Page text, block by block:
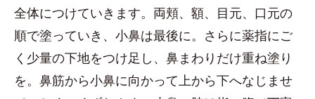
全体につけていきます。両頬、額、目元、口元の
順で塗っていき、小鼻は最後に。さらに薬指にご
く少量の下地をつけ足し、鼻まわりだけ重ね塗り
を。鼻筋から小鼻に向かって上から下へなじませ